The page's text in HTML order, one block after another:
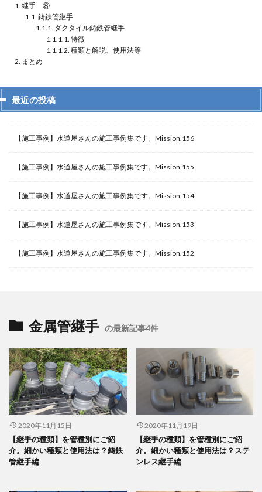
継手 ⑧
鋳鉄管継手
ダクタイル鋳鉄管継手
特徴
種類と解説、使用法等
まとめ
最近の投稿
【施工事例】水道屋さんの施工事例集です。Mission.156
【施工事例】水道屋さんの施工事例集です。Mission.155
【施工事例】水道屋さんの施工事例集です。Mission.154
【施工事例】水道屋さんの施工事例集です。Mission.153
【施工事例】水道屋さんの施工事例集です。Mission.152
金属管継手 の最新記事4件
2020年11月15日
【継手の種類】を管種別にご紹
介。細かい種類と使用法は？鋳鉄
管継手編
2020年11月19日
【継手の種類】を管種別にご紹
介。細かい種類と使用法は？ステ
ンレス継手編